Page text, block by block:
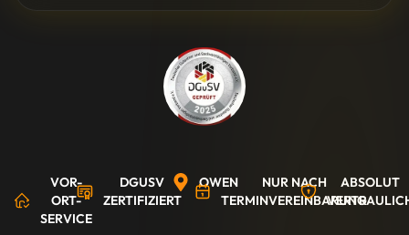
VOR-
ORT-
SERVICE
DGUSV
ZERTIFIZIERT
OWEN
NUR NACH
TERMINVEREINBARUNG
ABSOLUT